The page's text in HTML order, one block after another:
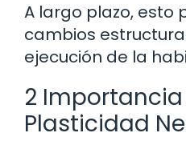
A largo plazo, esto
cambios
ejecución de la
2
Plasticidad